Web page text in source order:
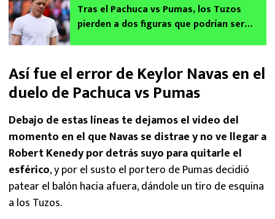
Tras el Pachuca vs Pumas, los Tuzos
pierden a dos figuras que podrían ser
Así fue el error de Keylor Navas en el
duelo de Pachuca vs Pumas
Debajo de estas líneas te dejamos el video del
momento en el que Navas se distrae y no ve llegar a
Robert Kenedy por detrás suyo para quitarle el
esférico, y por el susto el portero de Pumas decidió
patear el balón hacia afuera, dándole un tiro de esquina
a los Tuzos.